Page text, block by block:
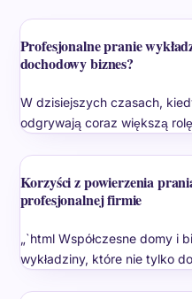
Profesjonalne pranie
dochodowy biznes?
W dzisiejszych czasach,
odgrywają coraz większą
Korzyści z powierzenia
profesjonalnej firmie
„`html Współczesne domy i
wykładziny, które nie tylko